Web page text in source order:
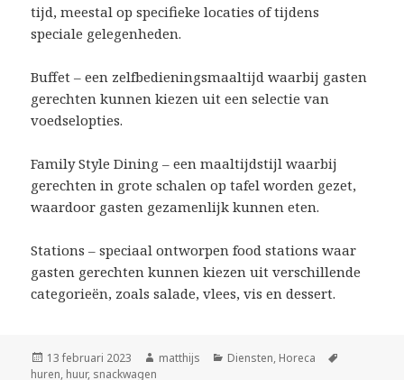
tijd, meestal op specifieke locaties of tijdens
speciale gelegenheden.
Buffet – een zelfbedieningsmaaltijd waarbij gasten
gerechten kunnen kiezen uit een selectie van
voedselopties.
Family Style Dining – een maaltijdstijl waarbij
gerechten in grote schalen op tafel worden gezet,
waardoor gasten gezamenlijk kunnen eten.
Stations – speciaal ontworpen food stations waar
gasten gerechten kunnen kiezen uit verschillende
categorieën, zoals salade, vlees, vis en dessert.
Geplaatst
op
13 februari 2023 Auteur
matthijs Categorieën
Diensten, Horeca
huren, huur, snackwagen